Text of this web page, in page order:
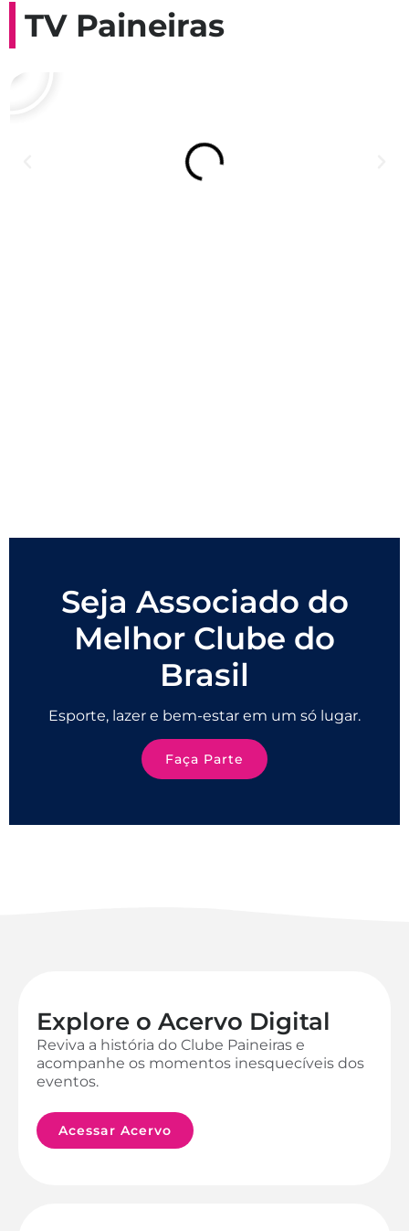
TV Paineiras
Seja Associado do
Melhor Clube do
Brasil
Esporte, lazer e bem-estar em um só lugar.
Faça Parte
Explore o Acervo Digital
Reviva a história do Clube Paineiras e
acompanhe os momentos inesquecíveis dos
eventos.
Acessar Acervo